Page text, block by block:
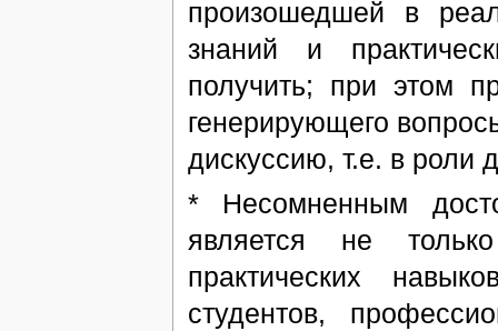
произошедшей в
знаний и
получить; при этом
генерирующего
дискуссию, т.е. в роли
* Несомненным
является не
практических
студентов,